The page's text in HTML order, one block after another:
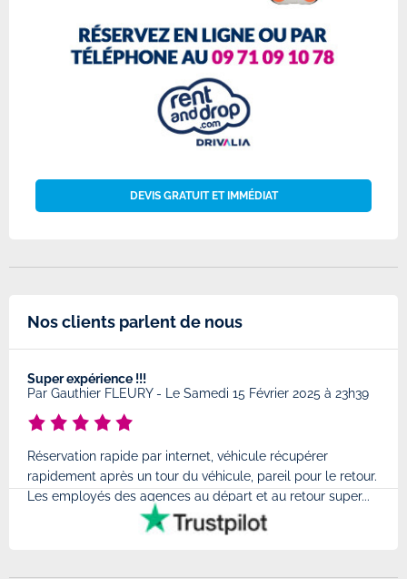
DEVIS GRATUIT ET IMMÉDIAT
Nos clients parlent de nous
Super expérience !!!
Par Gauthier FLEURY- Le Samedi 15 Février 2025 à 23h39
Réservation rapide par internet, véhicule récupérer
rapidement après un tour du véhicule, pareil pour le retour.
Les employés des agences au départ et au retour super...